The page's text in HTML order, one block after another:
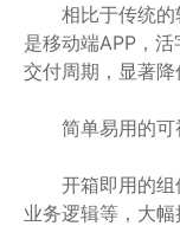
相比于传统的
是移动端APP，
交付周期，显著降
简单易用的可
开箱即用的组件
业务逻辑等，大